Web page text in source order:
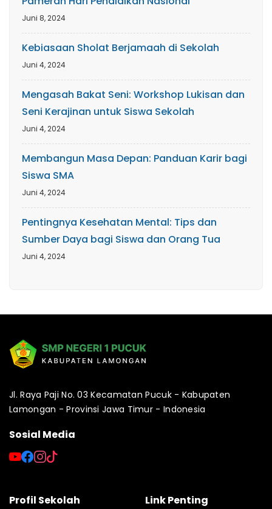
Juni 8, 2024
Kebiasaan Sholat Berjamaah di Sekolah
Juni 4, 2024
Mengasah Bakat Seni: Workshop Lukisan dan
Seni Kerajinan untuk Siswa Sekolah
Juni 4, 2024
Membangun Masa Depan: Panduan Karir bagi
Siswa SMA
Juni 4, 2024
Pentingnya Kesehatan Mental: Tips dan
Sumber Daya bagi Siswa dan Orang Tua
Juni 4, 2024
Jl. Raya Paji No. 03 Kecamatan Pucuk - Kabupaten
Lamongan - Provinsi Jawa Timur - Indonesia
Sosial Media
Profil Sekolah Link Penting